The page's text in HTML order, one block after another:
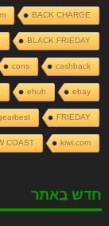
BACK CHARGE
BLACK FRIEDAY
cashback
cons
ebay
ehuh
FRIEDAY
kiwi.com
COAST
חדש באתר